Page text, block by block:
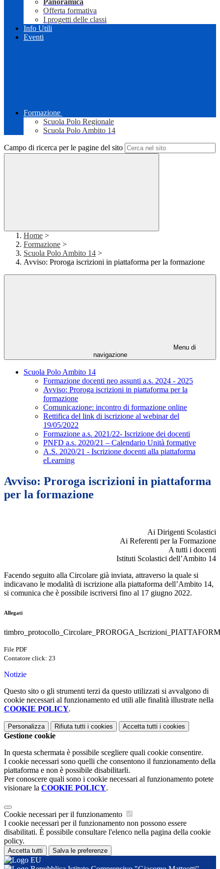
Panoramica
Offerta formativa
I progetti delle classi
Info Utili
Eventi
Formazione
Scuola Polo Regionale
Scuola Polo Ambito 14
Campo di ricerca per le pagine del sito
Home >
Formazione >
Scuola Polo Ambito 14 >
Avviso: Proroga iscrizioni in piattaforma per la formazione
Menu di
navigazione
Scuola Polo Ambito 14
Formazione docenti neo assunti a.s. 2024 - 2025
Avviso: Proroga iscrizioni in piattaforma per la
formazione
Comunicazione: incontro di formazione online
Rettifica del link di iscrizione al webinar del
19/05/2022
Formazione a.s. 2021/22- Iscrizione dei docenti
PNFD a.s. 2020/21 – Calendario Unità formative
A.S. 2020/21 - Iscrizione docenti alla piattaforma
eLearning
Avviso: Proroga iscrizioni in piattaforma
per la formazione
Ai Dirigenti Scolastici
Ai Referenti per la Formazione
A tutti i docenti
Istituti Scolastici dell’Ambito 14
Facendo seguito alla Circolare già inviata, attraverso la quale si
indicavano le modalità di iscrizione alla piattaforma dell’Ambito 14,
si comunica che è possibile iscriversi fino al 17 giugno 2022.
Allegati
File PDF
Contatore click: 23
Notizie
Questo sito o gli strumenti terzi da questo utilizzati si avvalgono di
cookie necessari al funzionamento ed utili alle finalità illustrate nella
COOKIE POLICY.
Personalizza Rifiuta tutti i cookies Accetta tutti i cookies
Gestione cookie
In questa schermata è possibile scegliere quali cookie consentire.
I cookie necessari sono quelli che consentono il funzionamento della
piattaforma e non è possibile disabilitarli.
Per conoscere quali sono i cookie necessari al funzionamento potete
visionare la COOKIE POLICY.
Cookie necessari per il funzionamento
I cookie necessari per il funzionamento non possono essere
disabilitati. È possibile consultare l'elenco nella pagina della cookie
policy.
Accetta tutti Salva le preferenze